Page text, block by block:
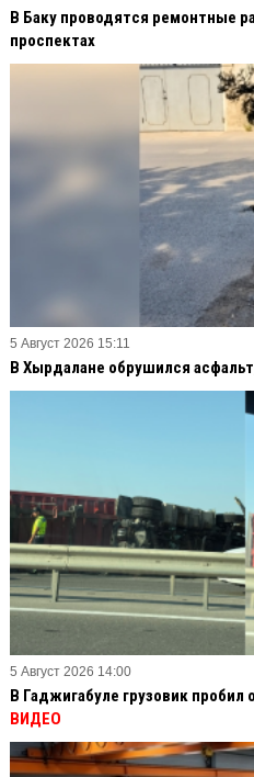
В Баку проводятся ремонтные
проспектах
5 Август 2026 15:11
В Хырдалане обрушился
5 Август 2026 14:00
В Гаджигабуле грузовик
ВИДЕО